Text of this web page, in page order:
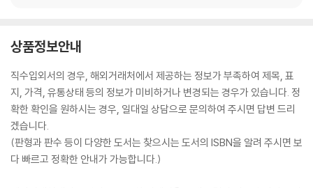
상품정보안내
직수입외서의 경우, 해외거래처에서 제공하는 정보가 부족하여 제목, 표
지, 가격, 유통상태 등의 정보가 미비하거나 변경되는 경우가 있습니다. 정
확한 확인을 원하시는 경우, 일대일 상담으로 문의하여 주시면 답변 드리
겠습니다.
(판형과 판수 등이 다양한 도서는 찾으시는 도서의 ISBN을 알려 주시면 보
다 빠르고 정확한 안내가 가능합니다.)